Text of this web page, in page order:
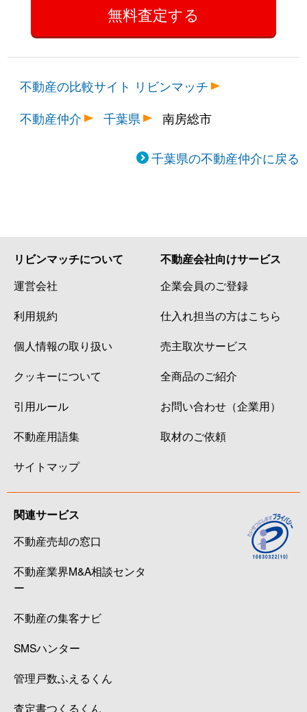
不動産の比較サイト リビンマッチ
不動産仲介
千葉県 南房総市
千葉県の不動産仲介に戻る
リビンマッチについて
運営会社
利用規約
個人情報の取り扱い
クッキーについて
引用ルール
不動産用語集
サイトマップ
不動産会社向けサービス
企業会員のご登録
仕入れ担当の方はこちら
売主取次サービス
全商品のご紹介
お問い合わせ（企業用）
取材のご依頼
関連サービス
不動産売却の窓口
不動産業界M&A相談センタ
ー
不動産の集客ナビ
SMSハンター
管理戸数ふえるくん
査定書つくるくん